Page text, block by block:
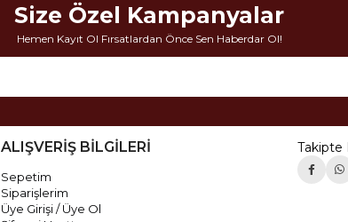
Size Özel Kampanyalar
Hemen Kayıt Ol Fırsatlardan Önce Sen Haberdar Ol!
ALIŞVERİŞ BİLGİLERİ
Sepetim
Siparişlerim
Üye Girişi / Üye Ol
Takipte